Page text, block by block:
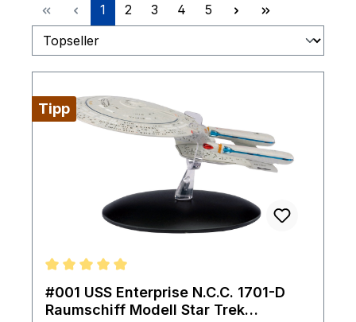
Seite
1 Seite
2 Seite
3 Seite
4 Seite
5
Tipp
Durchschnittliche Bewertung von 5 von 5 Sternen
#001 USS Enterprise N.C.C. 1701-D
Raumschiff Modell Star Trek